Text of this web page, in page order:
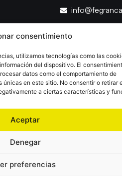
consentimiento
utilizamos tecnologías como las
del dispositivo. El
datos como el comportamiento de
en este sitio. No consentir o retirar
a ciertas características y
Aceptar
Denegar
preferencias
Canaria de Balonmano |
Política de Privacidad
Política de Ventas